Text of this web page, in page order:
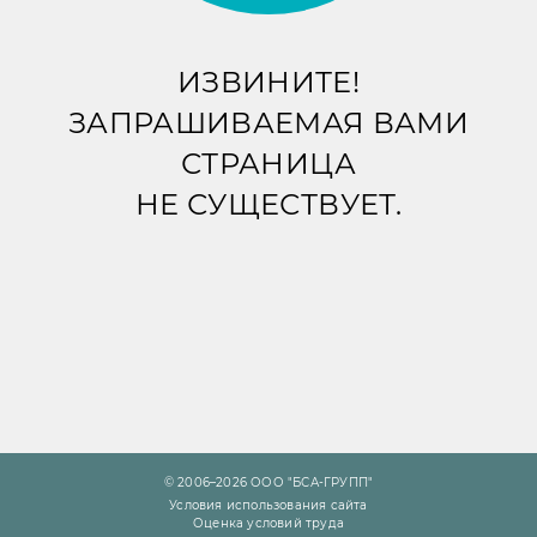
ИЗВИНИТЕ!
ЗАПРАШИВАЕМАЯ ВАМИ
СТРАНИЦА
НЕ СУЩЕСТВУЕТ.
© 2006–2026 ООО "БСА-ГРУПП"
Условия использования сайта
Оценка условий труда